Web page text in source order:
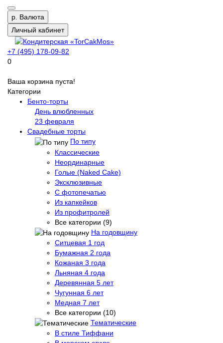
р. Валюта
Личный кабинет
+7 (495) 178-09-82
0
Ваша корзина пуста!
Категории
Бенто-торты
День влюбленных
23 февраля
Свадебные торты
По типу
Классические
Неординарные
Голые (Naked Cake)
Эксклюзивные
С фотопечатью
Из капкейков
Из профитролей
Все категории (9)
На годовщину
Ситцевая 1 год
Бумажная 2 года
Кожаная 3 года
Льняная 4 года
Деревянная 5 лет
Чугунная 6 лет
Медная 7 лет
Все категории (10)
Тематические
В стиле Тиффани